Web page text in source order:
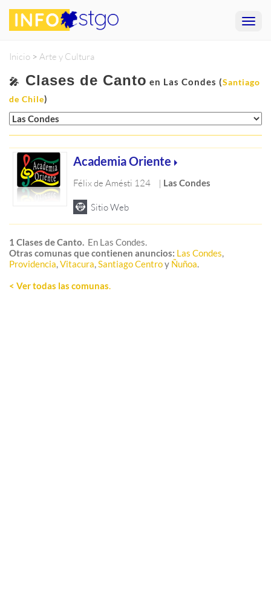
Inicio > Arte y Cultura
🎤 Clases de Canto en Las Condes (Santiago
de Chile)
Academia Oriente
Félix de Amésti 124 | Las Condes
1 Clases de Canto. En Las Condes.
Otras comunas que contienen anuncios: Las Condes,
Providencia,Vitacura,Santiago Centroy Ñuñoa.
< Ver todas las comunas.